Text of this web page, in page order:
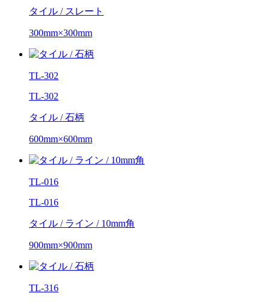
タイル / スレート
300mm×300mm
TL-302
TL-302
タイル / 石柄
600mm×600mm
TL-016
TL-016
タイル / ライン / 10mm角
900mm×900mm
TL-316